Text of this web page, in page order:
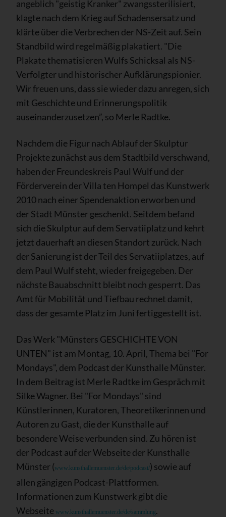
angeblich "geistig Kranker" zwangssterilisiert,
klagte nach dem Krieg auf Schadensersatz und
klärte über die Verbrechen der NS-Zeit auf. Sein
Standbild wird regelmäßig plakatiert. "Die
Plakate thematisieren Wulfs Schicksal als NS-
Verfolgter und historischer Aufklärungspionier.
Wir freuen uns, dass sie wieder dazu anregen, sich
mit Geschichte und Erinnerungspolitik
auseinanderzusetzen”, so Merle Radtke.
Nachdem die Figur nach Ablauf der Skulptur
Projekte zunächst aus dem Stadtbild verschwand,
haben der Freundeskreis Paul Wulf und der
Förderverein der Villa ten Hompel das Kunstwerk
2010 nach einer Spendenaktion erworben und
der Stadt Münster geschenkt. Seitdem befand
sich die Skulptur auf dem Servatiiplatz und kehrt
jetzt dauerhaft an diesen Standort zurück. Nach
der Sanierung ist der Teil des Servatiiplatzes, auf
dem Paul Wulf steht, wieder freigegeben. Der
nächste Bauabschnitt bleibt noch gesperrt. Das
Amt für Mobilität und Tiefbau rechnet damit,
dass der gesamte Platz im Juni fertiggestellt ist.
Das Werk "Münsters GESCHICHTE VON
UNTEN" ist am Montag, 10. April, Thema bei "For
Mondays", dem Podcast der Kunsthalle Münster.
In dem Beitrag ist Merle Radtke im Gespräch mit
Silke Wagner. Bei "For Mondays" sind
Künstlerinnen, Kuratoren, Theoretikerinnen und
Autoren zu Gast, die der Kunsthalle auf
besondere Weise verbunden sind. Zu hören ist
der Podcast auf der Webseite der Kunsthalle
Münster (www.kunsthallemuenster.de/de/podcast/) sowie auf
allen gängigen Podcast-Plattformen.
Informationen zum Kunstwerk gibt die
Webseite www.kunsthallemuenster.de/de/sammlung.